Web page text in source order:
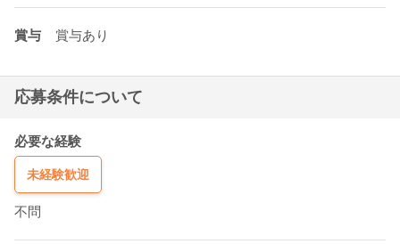
賞与 賞与あり
応募条件について
必要な経験
未経験歓迎
不問